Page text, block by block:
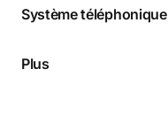
Système téléphonique
Plus